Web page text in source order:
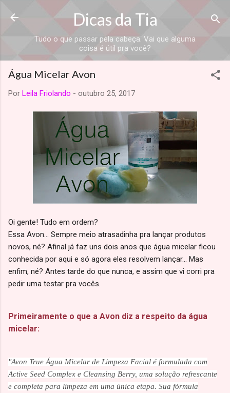
Dicas da Tia
Tudo o que passar pela cabeça. Vai que alguma
coisa é útil pra você?
Água Micelar Avon
Por Leila Friolando - outubro 25, 2017
Oi gente! Tudo em ordem?
Essa Avon... Sempre meio atrasadinha pra lançar produtos
novos, né? Afinal já faz uns dois anos que água micelar ficou
conhecida por aqui e só agora eles resolvem lançar... Mas
enfim, né? Antes tarde do que nunca, e assim que vi corri pra
pedir uma testar pra vocês.
Primeiramente o que a Avon diz a respeito da água
micelar:
"Avon True Água Micelar de Limpeza Facial é formulada com
Active Seed Complex e Cleansing Berry, uma solução refrescante
e completa para limpeza em uma única etapa. Sua fórmula